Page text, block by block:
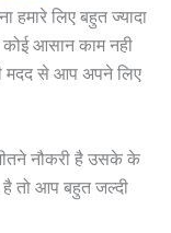
हमारे लिए बहुत ज्यादा
कोई आसान काम नही
मदद से आप अपने लिए
नौकरी है उसके के
तो आप बहुत जल्दी